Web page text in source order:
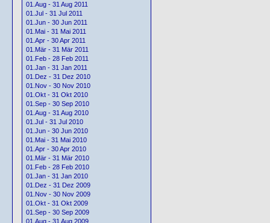
01.Aug - 31 Aug 2011
01.Jul - 31 Jul 2011
01.Jun - 30 Jun 2011
01.Mai - 31 Mai 2011
01.Apr - 30 Apr 2011
01.Mär - 31 Mär 2011
01.Feb - 28 Feb 2011
01.Jan - 31 Jan 2011
01.Dez - 31 Dez 2010
01.Nov - 30 Nov 2010
01.Okt - 31 Okt 2010
01.Sep - 30 Sep 2010
01.Aug - 31 Aug 2010
01.Jul - 31 Jul 2010
01.Jun - 30 Jun 2010
01.Mai - 31 Mai 2010
01.Apr - 30 Apr 2010
01.Mär - 31 Mär 2010
01.Feb - 28 Feb 2010
01.Jan - 31 Jan 2010
01.Dez - 31 Dez 2009
01.Nov - 30 Nov 2009
01.Okt - 31 Okt 2009
01.Sep - 30 Sep 2009
01.Aug - 31 Aug 2009